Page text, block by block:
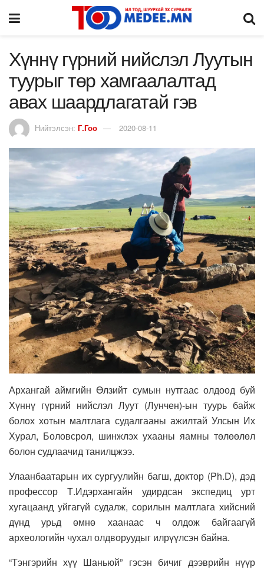
Хүннү гүрний нийслэл Луутын
туурыг төр хамгаалалтад
авах шаардлагатай гэв
Нийтэлсэн: Г.Гоо 2020-08-11
Архангай аймгийн Өлзийт сумын нутгаас олдоод буй
Хүннү гүрний нийслэл Луут (Лунчен)-ын туурь байж
болох хотын малтлага судалгааны ажилтай Улсын Их
Хурал, Боловсрол, шинжлэх ухааны яамны төлөөлөл
болон судлаачид танилцжээ.
Улаанбаатарын их сургуулийн багш, доктор (Ph.D), дэд
профессор Т.Идэрхангайн удирдсан экспедиц урт
хугацаанд уйгагүй судалж, сорилын малтлага хийсний
дүнд урьд өмнө хаанаас ч олдож байгаагүй
археологийн чухал олдворуудыг илрүүлсэн байна.
“Тэнгэрийн хүү Шаньюй” гэсэн бичиг дээврийн нүүр